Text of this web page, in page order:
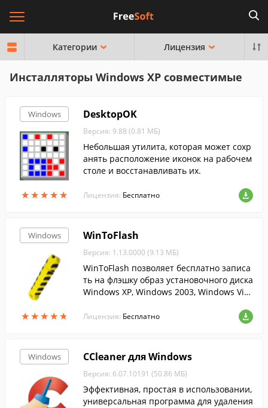
Категории Лицензия
Инсталляторы Windows XP совместимые
Windows
★★★★★
★★★★★
DesktopOK
Версия: 9.88 (0.81 МБ)
Небольшая утилита, которая может сохр
анять расположение иконок на рабочем
столе и восстанавливать их.
Лицензия: Бесплатно
Windows
★★★★★
★★★★★
WinToFlash
Версия: 1.13.0000 (9.13 МБ)
WinToFlash позволяет бесплатно записа
ть на флэшку образ установочного диска
Windows XP, Windows 2003, Windows Vist
Лицензия: Бесплатно
Windows CCleaner для Windows
Версия: 6.07.10191 (50.86 МБ)
Эффективная, простая в использовании,
универсальная программа для удаления